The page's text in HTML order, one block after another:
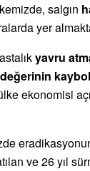
salgın
yer
yavru
değerinin
ekonomisi
ve 26 yıl